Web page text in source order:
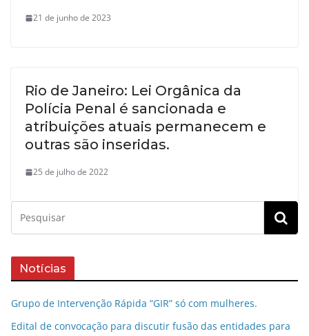
21 de junho de 2023
Rio de Janeiro: Lei Orgânica da
Polícia Penal é sancionada e
atribuições atuais permanecem e
outras são inseridas.
25 de julho de 2022
Notícias
Grupo de Intervenção Rápida “GIR” só com mulheres.
Edital de convocação para discutir fusão das entidades para